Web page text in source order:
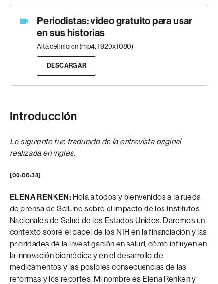
Periodistas: video gratuito para usar
en sus historias
Alta definición (mp4, 1920x1080)
DESCARGAR
Introducción
Lo siguiente fue traducido de la entrevista original
realizada en inglés.
[00:00:38]
ELENA RENKEN: Hola a todos y bienvenidos a la rueda
de prensa de SciLine sobre el impacto de los Institutos
Nacionales de Salud de los Estados Unidos. Daremos un
contexto sobre el papel de los NIH en la financiación y las
prioridades de la investigación en salud, cómo influyen en
la innovación biomédica y en el desarrollo de
medicamentos y las posibles consecuencias de las
reformas y los recortes. Mi nombre es Elena Renken y